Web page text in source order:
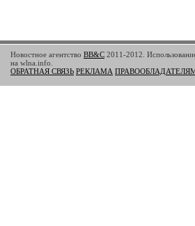
Новостное агентство BB&C 2011-2012.
на wlna.info.
ОБРАТНАЯ СВЯЗЬ РЕКЛАМА